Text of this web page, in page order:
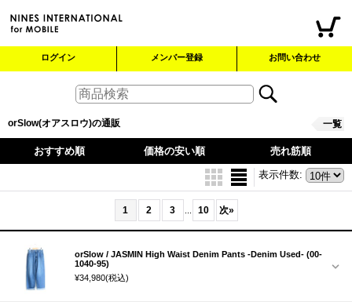
ログイン メンバー登録 お問い合わせ
orSlow(オアスロウ)の通販 一覧
おすすめ順 価格の安い順
売れ筋順
表示件数:
1 2 3 10 次»
orSlow / JASMIN High Waist Denim Pants -Denim Used- (00-
1040-95)
¥34,980(税込)